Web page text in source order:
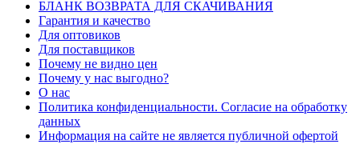
БЛАНК ВОЗВРАТА ДЛЯ СКАЧИВАНИЯ
Гарантия и качество
Для оптовиков
Для поставщиков
Почему не видно цен
Почему у нас выгодно?
О нас
Политика конфиденциальности. Согласие на обработку
данных
Информация на сайте не является публичной офертой